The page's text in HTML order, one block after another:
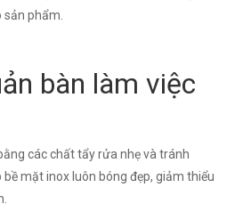
phẩm.
bàn làm việc
các chất tẩy rửa nhẹ và tránh
mặt inox luôn bóng đẹp, giảm thiểu